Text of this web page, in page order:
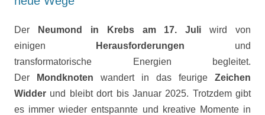
Der Neumond in Krebs am 17. Juliwird von
einigen
Herausforderungen und
transformatorische Energien begleitet.
Der
Mondknoten wandert in das feurige Zeichen
Widder und bleibt dort bis Januar 2025. Trotzdem gibt
es immer wieder entspannte und kreative Momente in